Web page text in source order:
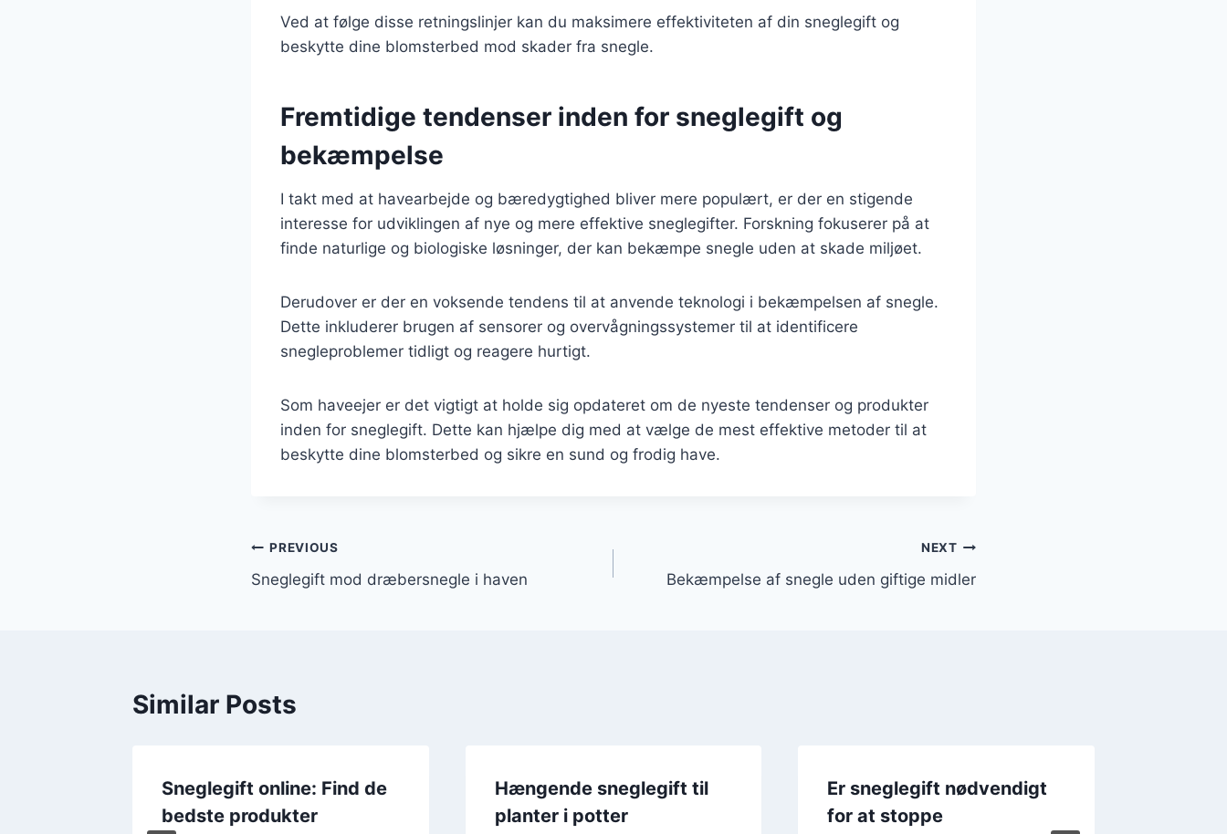
Ved at følge disse retningslinjer kan du maksimere effektiviteten af din sneglegift og
beskytte dine blomsterbed mod skader fra snegle.
Fremtidige tendenser inden for sneglegift og
bekæmpelse
I takt med at havearbejde og bæredygtighed bliver mere populært, er der en stigende
interesse for udviklingen af nye og mere effektive sneglegifter. Forskning fokuserer på at
finde naturlige og biologiske løsninger, der kan bekæmpe snegle uden at skade miljøet.
Derudover er der en voksende tendens til at anvende teknologi i bekæmpelsen af snegle.
Dette inkluderer brugen af sensorer og overvågningssystemer til at identificere
snegleproblemer tidligt og reagere hurtigt.
Som haveejer er det vigtigt at holde sig opdateret om de nyeste tendenser og produkter
inden for sneglegift. Dette kan hjælpe dig med at vælge de mest effektive metoder til at
beskytte dine blomsterbed og sikre en sund og frodig have.
Indlægsnavigation
PREVIOUS
Sneglegift mod dræbersnegle i haven
NEXT
Bekæmpelse af snegle uden giftige midler
Similar Posts
Sneglegift online: Find de
bedste produkter
Hængende sneglegift til
planter i potter
Er sneglegift nødvendigt
for at stoppe